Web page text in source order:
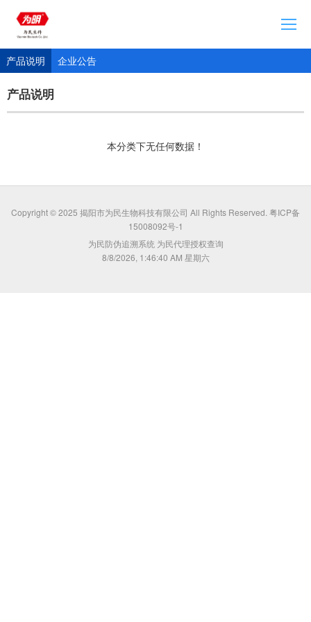
首页
通知公告
产品说明 企业公告
产品说明
本分类下无任何数据！
Copyright © 2025 揭阳市为民生物科技有限公司 All Rights Reserved. 粤ICP备
15008092号-1
为民防伪追溯系统 为民代理授权查询
8/8/2026, 1:46:40 AM 星期六